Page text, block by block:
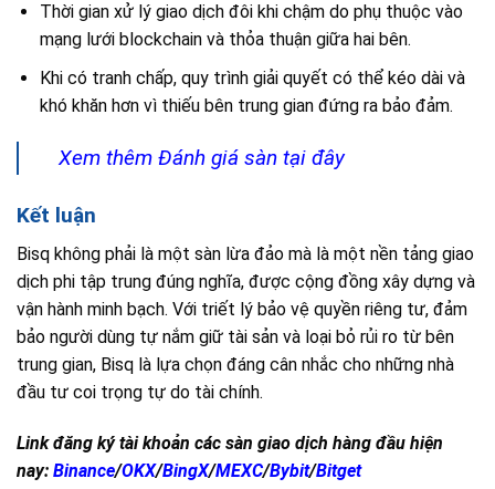
Thời gian xử lý giao dịch đôi khi chậm do phụ thuộc vào
mạng lưới blockchain và thỏa thuận giữa hai bên.
Khi có tranh chấp, quy trình giải quyết có thể kéo dài và
khó khăn hơn vì thiếu bên trung gian đứng ra bảo đảm.
Xem thêm Đánh giá sàn tại đây
Kết luận
Bisq không phải là một sàn lừa đảo mà là một nền tảng giao
dịch phi tập trung đúng nghĩa, được cộng đồng xây dựng và
vận hành minh bạch. Với triết lý bảo vệ quyền riêng tư, đảm
bảo người dùng tự nắm giữ tài sản và loại bỏ rủi ro từ bên
trung gian, Bisq là lựa chọn đáng cân nhắc cho những nhà
đầu tư coi trọng tự do tài chính.
Link đăng ký tài khoản các sàn giao dịch hàng đầu hiện
nay: Binance/OKX/BingX/MEXC/Bybit/Bitget